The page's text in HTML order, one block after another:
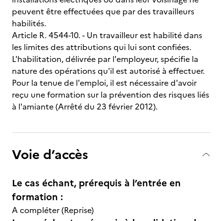
peuvent être effectuées que par des travailleurs
habilités.
Article R. 4544-10. - Un travailleur est habilité dans
les limites des attributions qui lui sont confiées.
L'habilitation, délivrée par l'employeur, spécifie la
nature des opérations qu'il est autorisé à effectuer.
Pour la tenue de l'emploi, il est nécessaire d'avoir
reçu une formation sur la prévention des risques liés
à l'amiante (Arrêté du 23 février 2012).
Voie d’accès
Le cas échant, prérequis à l’entrée en
formation :
A compléter (Reprise)